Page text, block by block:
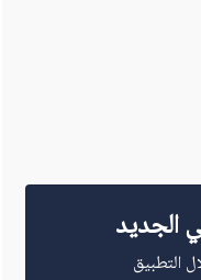
الجديد
التطبيق